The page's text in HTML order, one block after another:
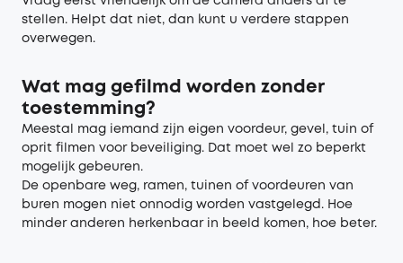
stellen. Helpt dat niet, dan kunt u verdere stappen
overwegen.
Wat mag gefilmd worden zonder
toestemming?
Meestal mag iemand zijn eigen voordeur, gevel, tuin of
oprit filmen voor beveiliging. Dat moet wel zo beperkt
mogelijk gebeuren.
De openbare weg, ramen, tuinen of voordeuren van
buren mogen niet onnodig worden vastgelegd. Hoe
minder anderen herkenbaar in beeld komen, hoe beter.